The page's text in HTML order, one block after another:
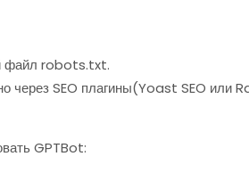
файл robots.txt.
через SEO плагины(Yoast SEO или
GPTBot: